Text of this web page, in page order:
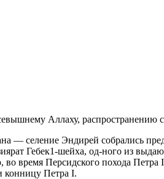
Аллаху, распространению
— селение Эндирей собрались
Гебек1-шейха, од-ного из
время Персидского похода
конницу Петра I.